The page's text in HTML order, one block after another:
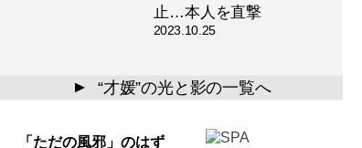
止…本人を直撃
2023.10.25
▲ “才媛”の光と影の一覧へ
「ただの風邪」のはず